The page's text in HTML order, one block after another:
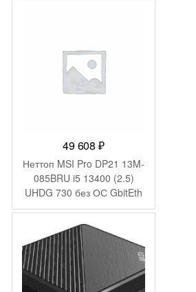
49 608₽
Неттоп MSI Pro DP21 13M-
085BRU i5 13400 (2.5)
UHDG 730 без ОС GbitEth
WiFi BT 120W черный
(936-B0A421-089)